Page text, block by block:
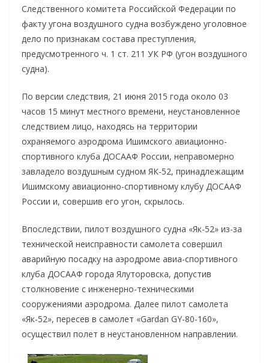
Следственного комитета Российской Федерации по
факту угона воздушного судна возбуждено уголовное
дело по признакам состава преступления,
предусмотренного ч. 1 ст. 211 УК РФ (угон воздушного
судна).
По версии следствия, 21 июня 2015 года около 03
часов 15 минут местного времени, неустановленное
следствием лицо, находясь на территории
охраняемого аэродрома Ишимского авиационно-
спортивного клуба ДОСААФ России, неправомерно
завладело воздушным судном ЯК-52, принадлежащим
Ишимскому авиационно-спортивному клубу ДОСААФ
России и, совершив его угон, скрылось.
Впоследствии, пилот воздушного судна «Як-52» из-за
технической неисправности самолета совершил
аварийную посадку на аэродроме авиа-спортивного
клуба ДОСААФ города Ялуторовска, допустив
столкновение с инженерно-техническими
сооружениями аэродрома. Далее пилот самолета
«Як-52», пересев в самолет «Gardan GY-80-160»,
осуществил полет в неустановленном направлении.